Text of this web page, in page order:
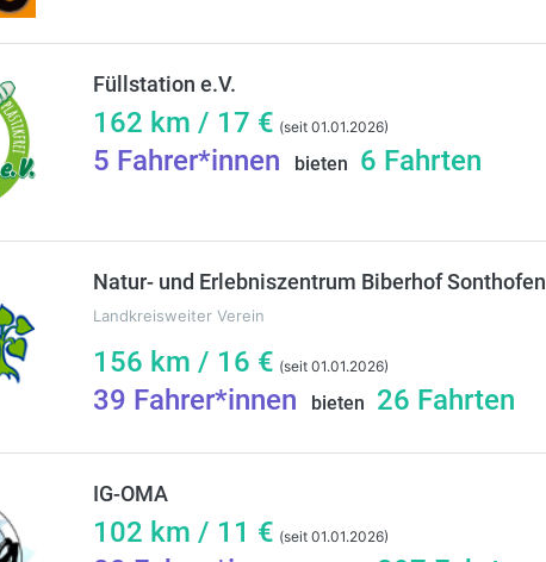
Füllstation e.V.
162 km / 17 € (seit 01.01.2026)
5 Fahrer*innen bieten 6 Fahrten
Natur- und Erlebniszentrum Biberhof Sonthofen
Landkreisweiter Verein
156 km / 16 € (seit 01.01.2026)
39 Fahrer*innen bieten 26 Fahrten
IG-OMA
102 km / 11 € (seit 01.01.2026)